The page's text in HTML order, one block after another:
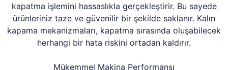
kapatma işlemini hassaslıkla gerçekleştirir. Bu sayede
ürünleriniz taze ve güvenilir bir şekilde saklanır. Kalın
kapama mekanizmaları, kapatma sırasında oluşabilecek
herhangi bir hata riskini ortadan kaldırır.
Mükemmel Makina Performansı